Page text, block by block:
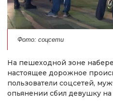
Фото: соцсети
На пешеходной зоне
настоящее дорожное
пользователи соцсетей,
опьянении сбил девушку